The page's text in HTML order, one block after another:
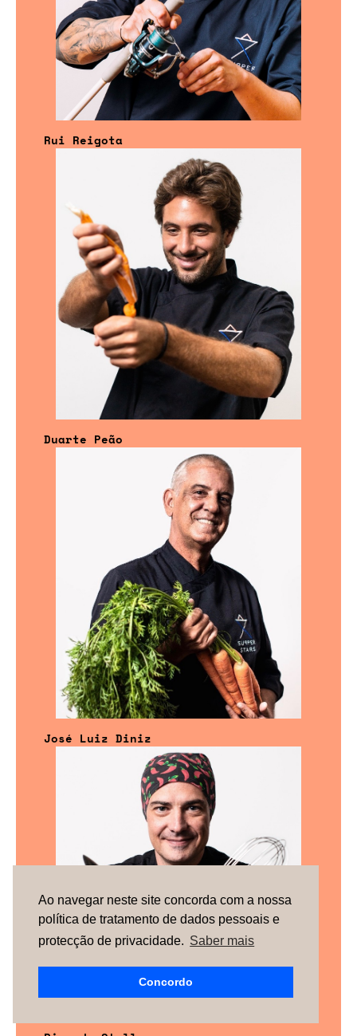
Ao navegar neste site concorda com a nossa
política de tratamento de dados pessoais e
protecção de privacidade. Saber mais
Concordo
Rui Reigota
Duarte Peão
José Luiz Diniz